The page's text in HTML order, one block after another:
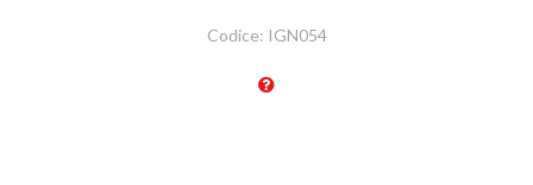
Codice: IGN054